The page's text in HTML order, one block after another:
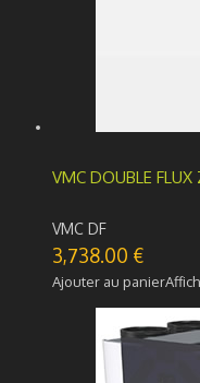
VMC DOUBLE FLUX
VMC DF
3,738.00 €
Ajouter au panier